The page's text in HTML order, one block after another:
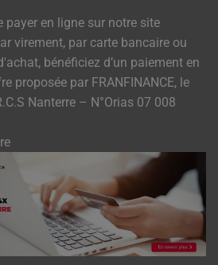
payer en ligne sur notre site
virement, par carte bancaire ou
bénéficiez d’un paiement en
proposée par FRANFINANCE, le
Nanterre – N°Orias 07 008